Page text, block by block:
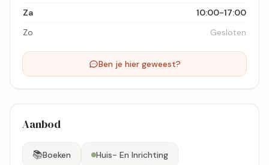
Za
10:00-17:00
Zo
Gesloten
Ben je hier geweest?
Aanbod
📚Boeken Huis- En Inrichting